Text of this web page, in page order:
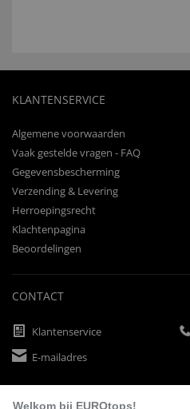
KLANTENSERVICE
Algemene voorwaarden
Vaak gestelde vragen - FAQ
Gegevensbescherming
Verzending & Levering
Herroepingsrecht
Klachtenpagina
Beoordelingen
CONTACT
Klantenservice
E-mailadres
Welkom bij EUROtops!